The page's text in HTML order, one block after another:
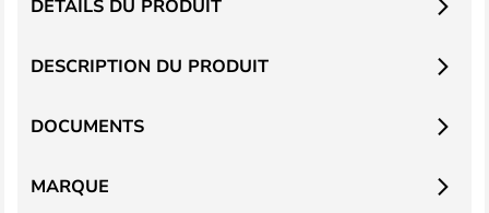
DESCRIPTION DU PRODUIT
DÉTAILS DU PRODUIT
DOCUMENTS
MARQUE